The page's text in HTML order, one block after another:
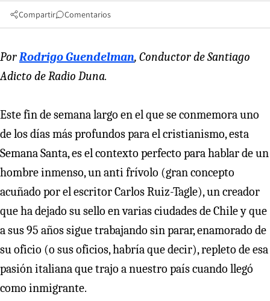
Compartir Comentarios
PorRodrigo Guendelman, Conductor de Santiago
Adicto de Radio Duna.
Este fin de semana largo en el que se conmemora uno
de los días más profundos para el cristianismo, esta
Semana Santa, es el contexto perfecto para hablar de un
hombre inmenso, un anti frívolo (gran concepto
acuñado por el escritor Carlos Ruiz-Tagle), un creador
que ha dejado su sello en varias ciudades de Chile y que
a sus 95 años sigue trabajando sin parar, enamorado de
su oficio (o sus oficios, habría que decir), repleto de esa
pasión italiana que trajo a nuestro país cuando llegó
como inmigrante.